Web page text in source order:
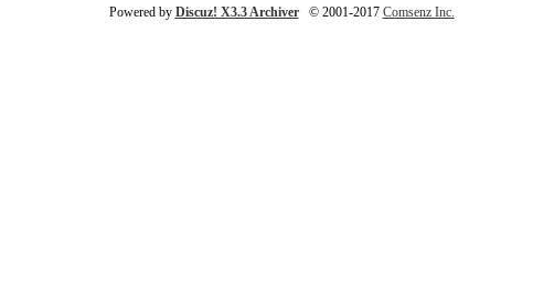
Powered by Discuz! X3.3 Archiver© 2001-2017 Comsenz Inc.